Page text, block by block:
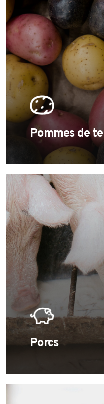
Pommes de
Porcs
Learn
more